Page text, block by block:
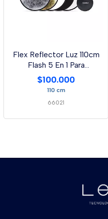
Flex Reflector Luz 110cm
Flash 5 En 1 Para
Fotografia
$100.000
110 cm
66021